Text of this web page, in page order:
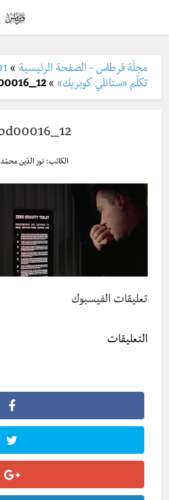
مجلّة قرطاس - الصفحة الرئيسية »
تكلّم «ستانلي كوبريك» »
12_space_od00016
12_space_od00016
الكاتب: نور الدّين محمّد
تعليقات الفيسبوك
التعليقات